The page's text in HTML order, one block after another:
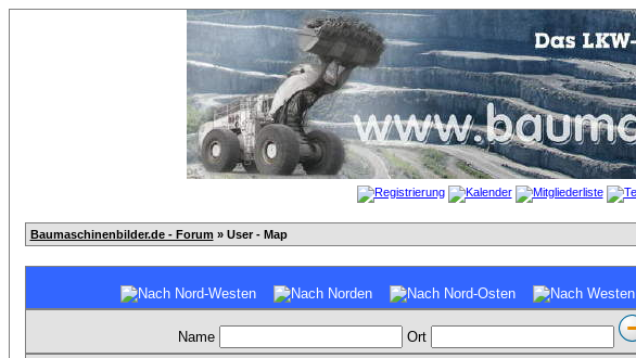
Baumaschinenbilder.de - Forum » User - Map
Name Ort